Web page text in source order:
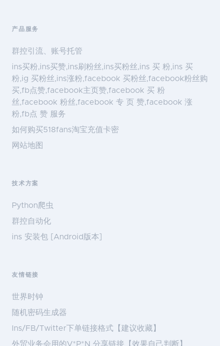
产品服务
群控引流、账号托管
ins买粉,ins买赞,ins刷粉丝,ins买粉丝,ins 买 粉,ins 买
粉,ig 买粉丝,ins涨粉,facebook 买粉丝,facebook粉丝购
买,fb点赞,facebook主页赞,facebook 买 粉
丝,facebook 粉丝,facebook 专 页 赞,facebook 涨
粉,fb点 赞 服务
如何购买518fans淘宝充值卡密
网站地图
技术方案
Python爬虫
群控自动化
ins 安装包 [Android版本]
友情链接
世界时钟
随机密码生成器
Ins/FB/Twitter下单链接格式【建议收藏】
外贸业务会用的V*P*N 分享链接【效果自己判断】